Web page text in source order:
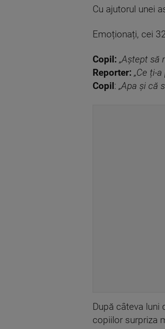
Cu ajutorul unei
Emoționați, cei
Copil: „Aștept să
Reporter: „Ce ți-
Copil : „Apa și că
După câteva
copiilor surpriza